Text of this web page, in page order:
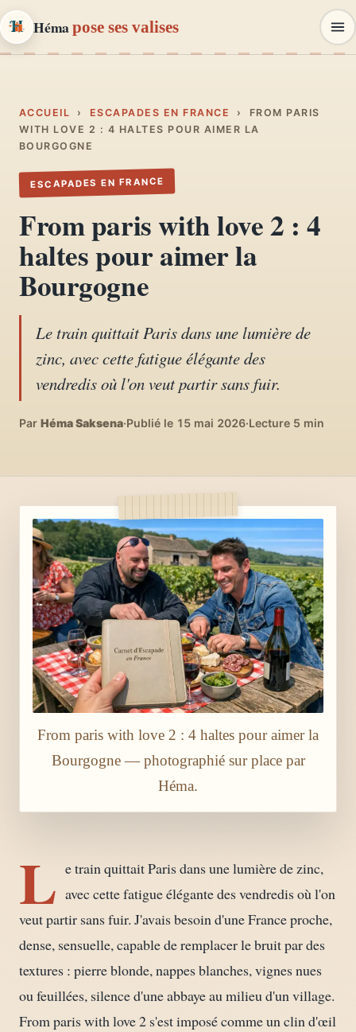
Hémapose ses valises
Récits, road-trips, itinéraires
02 Escapades en France
03 Mode et style
04 Lifestyle & déco
05 Recettes du monde
ACCUEIL › ESCAPADES EN FRANCE › FROM PARIS
WITH LOVE 2 : 4 HALTES POUR AIMER LA
BOURGOGNE
ESCAPADES EN FRANCE
From paris with love 2 : 4
haltes pour aimer la
Bourgogne
Le train quittait Paris dans une lumière de
zinc, avec cette fatigue élégante des
vendredis où l'on veut partir sans fuir.
Par Héma Saksena·Publié le 15 mai 2026·Lecture 5 min
From paris with love 2 : 4 haltes pour aimer la
Bourgogne — photographié sur place par
Héma.
L e train quittait Paris dans une lumière de zinc,
avec cette fatigue élégante des vendredis où l'on
veut partir sans fuir. J'avais besoin d'une France proche,
dense, sensuelle, capable de remplacer le bruit par des
textures : pierre blonde, nappes blanches, vignes nues
ou feuillées, silence d'une abbaye au milieu d'un village.
From paris with love 2 s'est imposé comme un clin d'œil